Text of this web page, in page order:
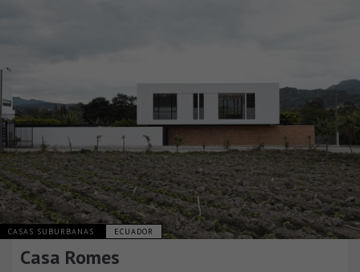
CASAS SUBURBANAS ECUADOR
Casa Romes